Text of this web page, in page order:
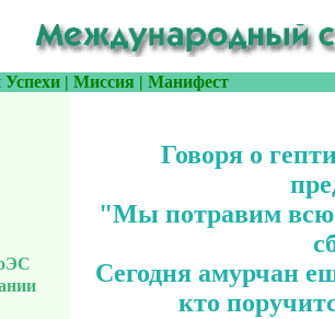
| Миссия | Манифест
Говоря о
"Мы потравим всю
Сегодня амурчан
кто